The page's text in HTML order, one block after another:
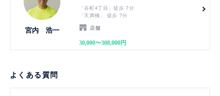
宮内 浩一
「谷町4丁目」徒歩 7分
「天満橋」 徒歩 7分
店舗
30,000〜308,000円
よくある質問